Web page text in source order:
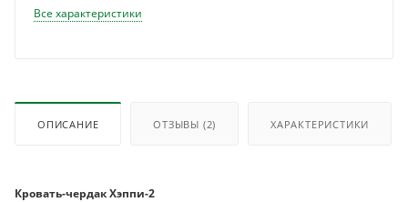
Все характеристики
ОПИСАНИЕ ОТЗЫВЫ (2) ХАРАКТЕРИСТИКИ
Кровать-чердак Хэппи-2